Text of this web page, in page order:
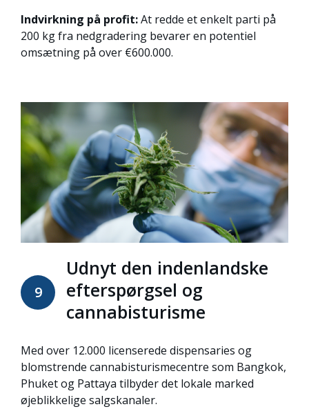
Indvirkning på profit:At redde et enkelt parti på
200 kg fra nedgradering bevarer en potentiel
omsætning på over €600.000.
9
Udnyt den indenlandske
efterspørgsel og
cannabisturisme
Med over 12.000 licenserede dispensaries og
blomstrende cannabisturismecentre som Bangkok,
Phuket og Pattaya tilbyder det lokale marked
øjeblikkelige salgskanaler.